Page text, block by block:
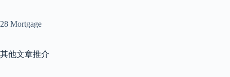
28 Mortgage
其他文章推介